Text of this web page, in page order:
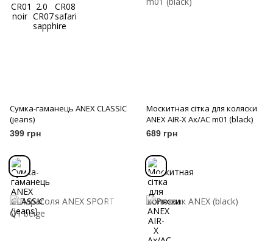
Сумка-гаманець ANEX CLASSIC
(jeans)
399 грн
Москитная сітка для коляски
ANEX AIR-X Ax/AC m01 (black)
689 грн